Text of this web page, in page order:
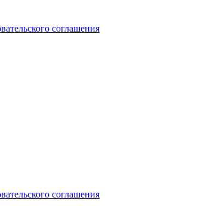
соглашения
соглашения